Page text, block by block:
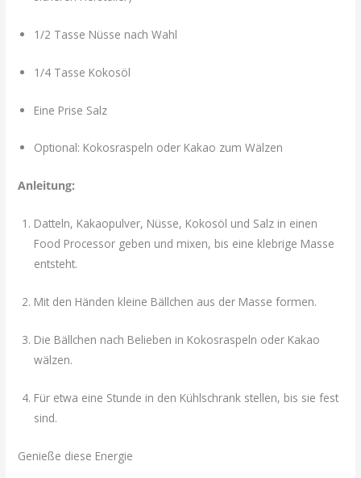
1/2 Tasse Nüsse nach Wahl
1/4 Tasse Kokosöl
Eine Prise Salz
Optional: Kokosraspeln oder Kakao zum Wälzen
Anleitung:
Datteln, Kakaopulver, Nüsse, Kokosöl und Salz in einen
Food Processor geben und mixen, bis eine klebrige Masse
entsteht.
Mit den Händen kleine Bällchen aus der Masse formen.
Die Bällchen nach Belieben in Kokosraspeln oder Kakao
wälzen.
Für etwa eine Stunde in den Kühlschrank stellen, bis sie fest
sind.
Genieße diese Energie